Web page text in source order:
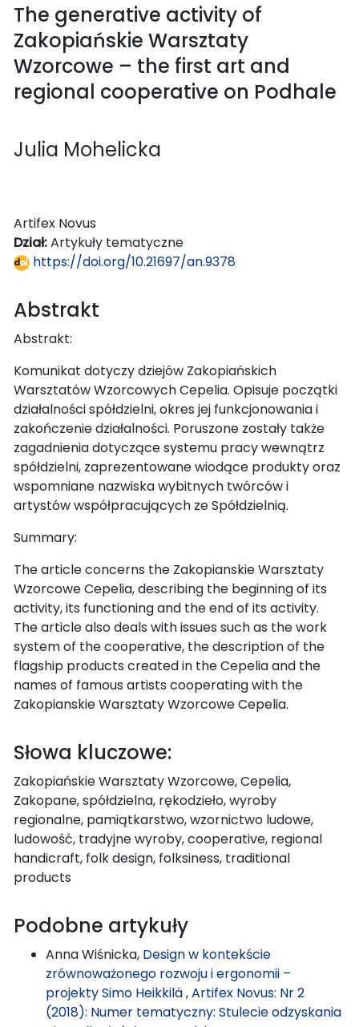
The generative activity of
Zakopiańskie Warsztaty
Wzorcowe – the first art and
regional cooperative on Podhale
Julia Mohelicka
Artifex Novus
Dział:Artykuły tematyczne
https://doi.org/10.21697/an.9378
Abstrakt
Abstrakt:
Komunikat dotyczy dziejów Zakopiańskich
Warsztatów Wzorcowych Cepelia. Opisuje początki
działalności spółdzielni, okres jej funkcjonowania i
zakończenie działalności. Poruszone zostały także
zagadnienia dotyczące systemu pracy wewnątrz
spółdzielni, zaprezentowane wiodące produkty oraz
wspomniane nazwiska wybitnych twórców i
artystów współpracujących ze Spółdzielnią.
Summary:
The article concerns the Zakopianskie Warsztaty
Wzorcowe Cepelia, describing the beginning of its
activity, its functioning and the end of its activity.
The article also deals with issues such as the work
system of the cooperative, the description of the
flagship products created in the Cepelia and the
names of famous artists cooperating with the
Zakopianskie Warsztaty Wzorcowe Cepelia.
Słowa kluczowe:
Zakopiańskie Warsztaty Wzorcowe, Cepelia,
Zakopane, spółdzielna, rękodzieło, wyroby
regionalne, pamiątkarstwo, wzornictwo ludowe,
ludowość, tradyjne wyroby, cooperative, regional
handicraft, folk design, folksiness, traditional
products
Podobne artykuły
Anna Wiśnicka, Design w kontekście
zrównoważonego rozwoju i ergonomii –
projekty Simo Heikkilä,Artifex Novus: Nr 2
(2018): Numer tematyczny: Stulecie odzyskania